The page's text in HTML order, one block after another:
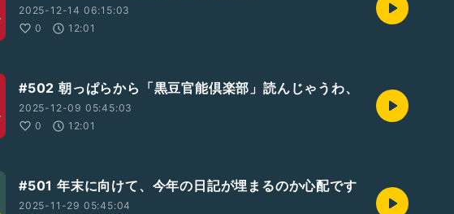
2025-12-14 06:15:03
0
12:01
#502 朝っぱらから「黒豆官能倶楽部」読んじゃうわ、
2025-12-09 05:45:03
0
12:01
#501 年末に向けて、今年の日記が埋まるのか心配です
2025-11-29 05:45:04